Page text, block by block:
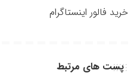
خرید فالور اینستاگرام
پست های مرتبط